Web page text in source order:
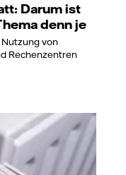
Darum ist
denn je
von
Rechenzentren